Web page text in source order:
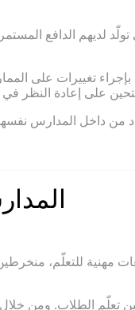
الدافع المستمر
تغييرات على
على إعادة النظر في
من داخل المدارس
للتعلّم،
الطلاب. ومن خلال